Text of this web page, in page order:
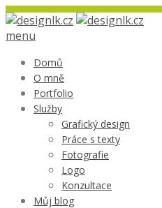
menu
Domů
O mně
Portfolio
Služby
Grafický design
Práce s texty
Fotografie
Logo
Konzultace
Můj blog